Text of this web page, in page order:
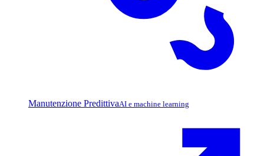
Manutenzione PredittivaAI e machine learning